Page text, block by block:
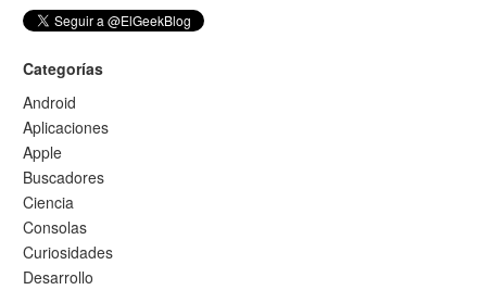
Categorías
Android
Aplicaciones
Apple
Buscadores
Ciencia
Consolas
Curiosidades
Desarrollo